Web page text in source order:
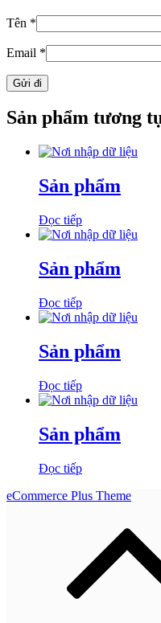
Tên *
Email *
Sản phẩm tương
Sản phẩm
Đọc tiếp
Sản phẩm
Đọc tiếp
Sản phẩm
Đọc tiếp
Sản phẩm
Đọc tiếp
eCommerce Plus Theme